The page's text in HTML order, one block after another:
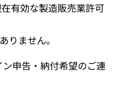
有効な製造販売業許可
りません。
申告・納付希望のご連